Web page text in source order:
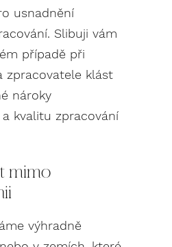
usnadnění
Slibuji vám
případě při
zpracovatele klást
nároky
kvalitu zpracování
mimo
výhradně